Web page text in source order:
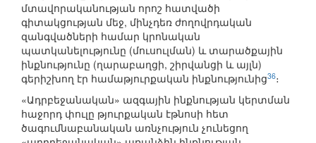
մտավորականության որոշ հատվածի
գիտակցության մեջ, մինչդեռ ժողովրդական
զանգվածների համար կրոնական
պատկանելությունը (մուսուլման) և տարածքային
ինքնությունը (ղարաբաղցի, շիրվանցի և այլն)
գերիշխող էր համաթյուրքական ինքնությունից36։
«Ադրբեջանական» ազգային ինքնության կերտման
հաջորդ փուլը թյուրքական էթնոսի հետ
ծագումնաբանական առնչություն չունեցող